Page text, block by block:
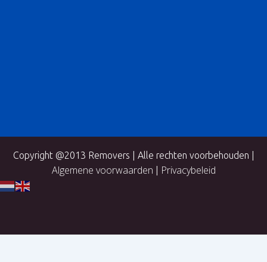
Copyright @2013 Removers | Alle rechten voorbehouden |
Algemene voorwaarden Privacybeleid